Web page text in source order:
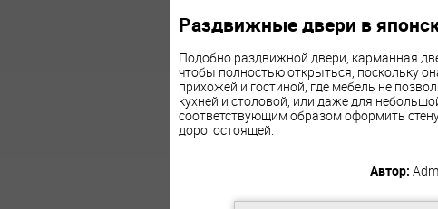
Раздвижные двери в
Подобно раздвижной двери, карманная
чтобы полностью открыться, поскольку
прихожей и гостиной, где мебель не
кухней и столовой, или даже для
соответствующим образом оформить
дорогостоящей.
Автор: